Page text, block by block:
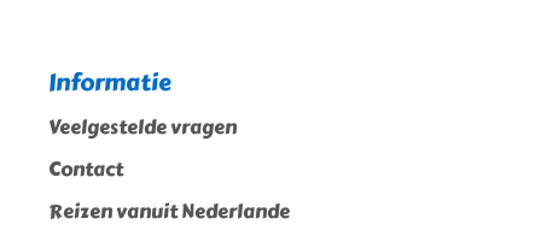
Informatie
Veelgestelde vragen
Contact
Reizen vanuit Nederlande